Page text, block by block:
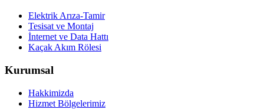
Elektrik Arıza-Tamir
Tesisat ve Montaj
İnternet ve Data Hattı
Kaçak Akım Rölesi
Kurumsal
Hakkimizda
Hizmet Bölgelerimiz